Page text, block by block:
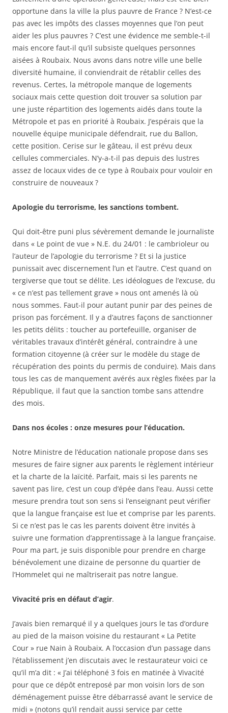
opportune dans la ville la plus pauvre de France ? N’est-ce
pas avec les impôts des classes moyennes que l’on peut
aider les plus pauvres ? C’est une évidence me semble-t-il
mais encore faut-il qu’il subsiste quelques personnes
aisées à Roubaix. Nous avons dans notre ville une belle
diversité humaine, il conviendrait de rétablir celles des
revenus. Certes, la métropole manque de logements
sociaux mais cette question doit trouver sa solution par
une juste répartition des logements aidés dans toute la
Métropole et pas en priorité à Roubaix. J’espérais que la
nouvelle équipe municipale défendrait, rue du Ballon,
cette position. Cerise sur le gâteau, il est prévu deux
cellules commerciales. N’y-a-t-il pas depuis des lustres
assez de locaux vides de ce type à Roubaix pour vouloir en
construire de nouveaux ?
Apologie du terrorisme, les sanctions tombent.
Qui doit-être puni plus sévèrement demande le journaliste
dans « Le point de vue » N.E. du 24/01 : le cambrioleur ou
l’auteur de l’apologie du terrorisme ? Et si la justice
punissait avec discernement l’un et l’autre. C’est quand on
tergiverse que tout se délite. Les idéologues de l’excuse, du
« ce n’est pas tellement grave » nous ont amenés là où
nous sommes. Faut-il pour autant punir par des peines de
prison pas forcément. Il y a d’autres façons de sanctionner
les petits délits : toucher au portefeuille, organiser de
véritables travaux d’intérêt général, contraindre à une
formation citoyenne (à créer sur le modèle du stage de
récupération des points du permis de conduire). Mais dans
tous les cas de manquement avérés aux règles fixées par la
République, il faut que la sanction tombe sans attendre
des mois.
Dans nos écoles : onze mesures pour l’éducation.
Notre Ministre de l’éducation nationale propose dans ses
mesures de faire signer aux parents le règlement intérieur
et la charte de la laïcité. Parfait, mais si les parents ne
savent pas lire, c’est un coup d’épée dans l’eau. Aussi cette
mesure prendra tout son sens si l’enseignant peut vérifier
que la langue française est lue et comprise par les parents.
Si ce n’est pas le cas les parents doivent être invités à
suivre une formation d’apprentissage à la langue française.
Pour ma part, je suis disponible pour prendre en charge
bénévolement une dizaine de personne du quartier de
l’Hommelet qui ne maîtriserait pas notre langue.
Vivacité pris en défaut d’agir.
J’avais bien remarqué il y a quelques jours le tas d’ordure
au pied de la maison voisine du restaurant « La Petite
Cour » rue Nain à Roubaix. A l’occasion d’un passage dans
l’établissement j’en discutais avec le restaurateur voici ce
qu’il m’a dit : « J’ai téléphoné 3 fois en matinée à Vivacité
pour que ce dépôt entreposé par mon voisin lors de son
déménagement puisse être débarrassé avant le service de
midi » (notons qu’il rendait aussi service par cette